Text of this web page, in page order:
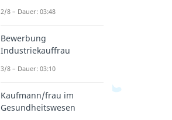
2/8 – Dauer: 03:48
Bewerbung
Industriekauffrau
3/8 – Dauer: 03:10
Kaufmann/frau im
Gesundheitswesen